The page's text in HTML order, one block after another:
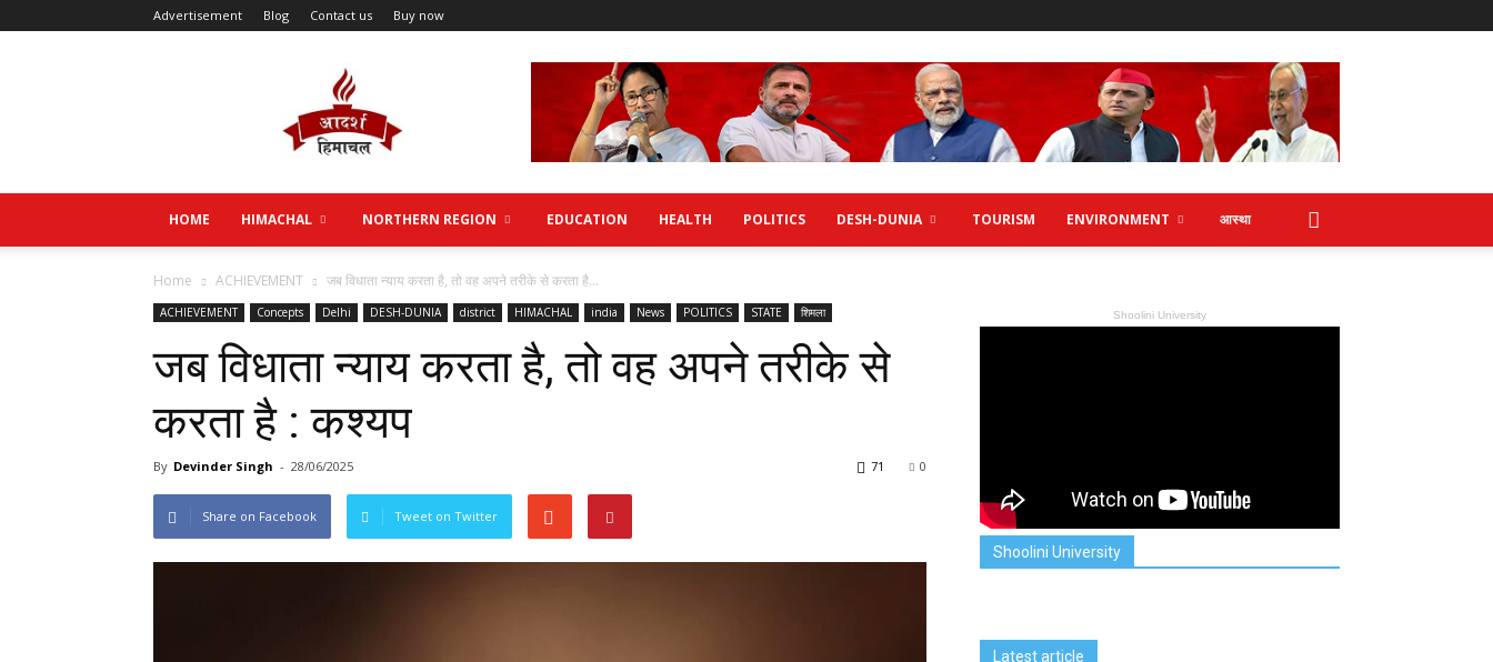
Advertisement Blog Contact us Buy now
HOME HIMACHAL NORTHERN REGION EDUCATION HEALTH POLITICS DESH-DUNIA TOURISM ENVIRONMENT आस्था
Home ACHIEVEMENT जब विधाता न्याय करता है, तो वह अपने तरीके से करता है...
ACHIEVEMENT Concepts Delhi DESH-DUNIA district HIMACHAL india News POLITICS STATE शिमला
जब विधाता न्याय करता है, तो वह अपने तरीके से
करता है : कश्यप
By Devinder Singh - 28/06/2025 0
71
Share on Facebook Tweet on Twitter
Shoolini University
Shoolini University
Latest article